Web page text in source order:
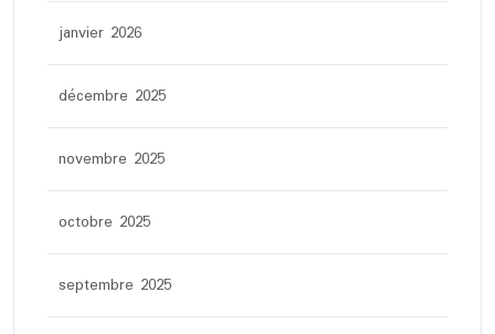
janvier 2026
décembre 2025
novembre 2025
octobre 2025
septembre 2025